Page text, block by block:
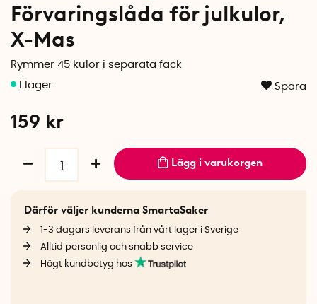
Förvaringslåda för julkulor,
X-Mas
Rymmer 45 kulor i separata fack
Spara
159 kr
Lägg i varukorgen
Därför väljer kunderna SmartaSaker
1-3 dagars leverans från vårt lager i Sverige
Alltid personlig och snabb service
Högt kundbetyg hos